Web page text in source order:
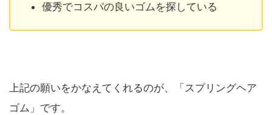
優秀でコスパの良いゴムを探している
上記の願いをかなえてくれるのが、「スプリングヘア
ゴム」です。